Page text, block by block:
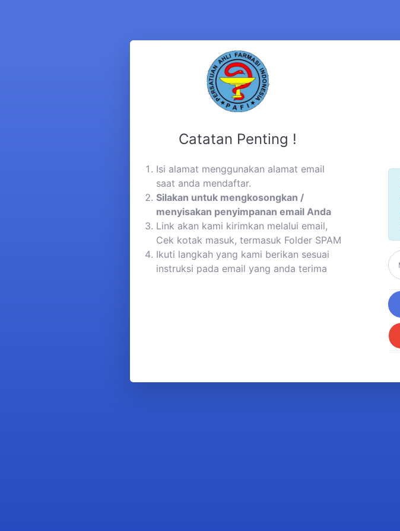
Catatan Penting !
Isi alamat menggunakan alamat email
saat anda mendaftar.
Silakan untuk mengkosongkan /
menyisakan penyimpanan email Anda
Link akan kami kirimkan melalui email,
Cek kotak masuk, termasuk Folder SPAM
Ikuti langkah yang kami berikan sesuai
instruksi pada email yang anda terima